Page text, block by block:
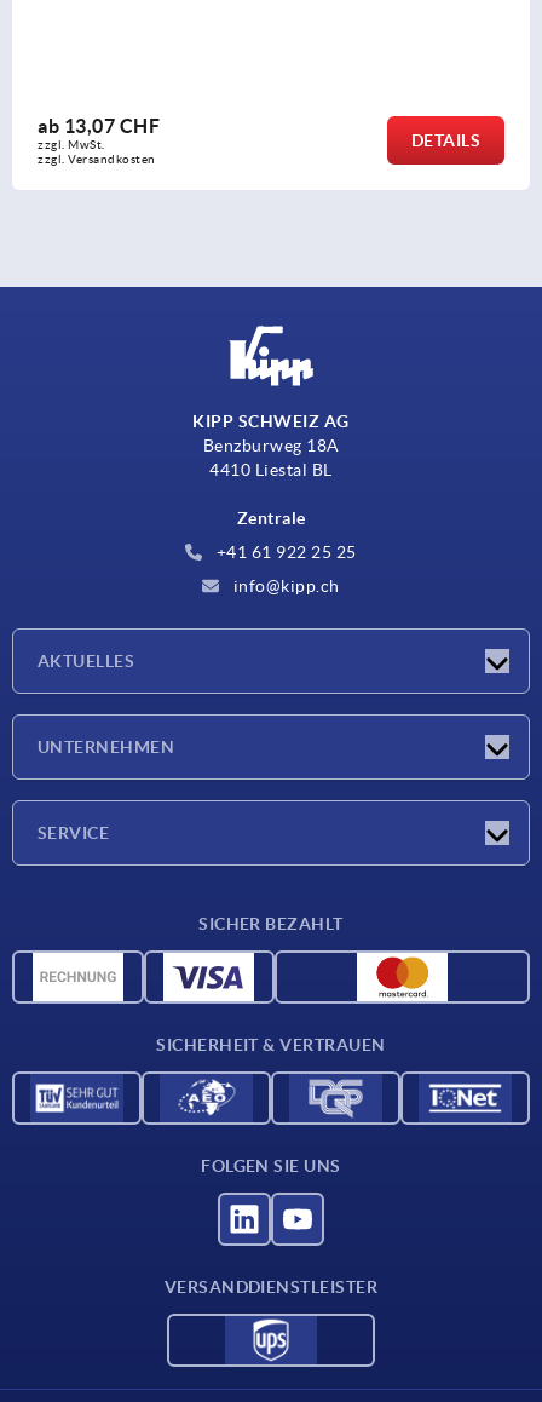
ab8,30 CHF
zzgl. MwSt.
zzgl. Versandkosten
DETAILS
KIPP SCHWEIZ AG
Benzburweg 18A
4410 Liestal BL
Zentrale
+41 61 922 25 25
info@kipp.ch
AKTUELLES
UNTERNEHMEN
SERVICE
CAD-Daten
SICHER BEZAHLT
SICHERHEIT & VERTRAUEN
FOLGEN SIE UNS
VERSANDDIENSTLEISTER